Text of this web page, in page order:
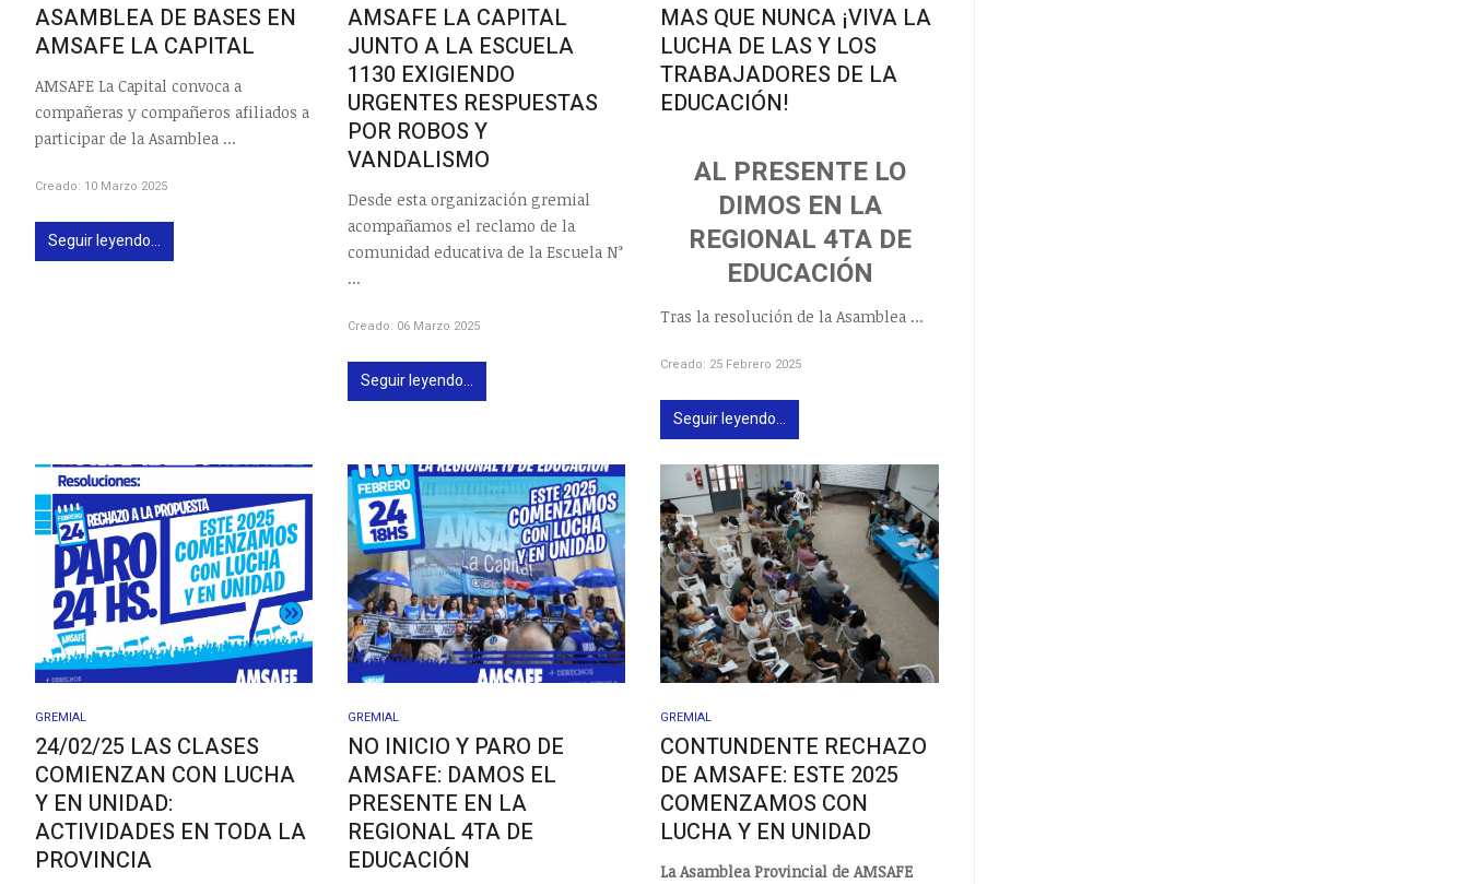
ASAMBLEA DE BASES EN
AMSAFE LA CAPITAL
AMSAFE La Capital convoca a
compañeras y compañeros afiliados a
participar de la Asamblea ...
Creado: 10 Marzo 2025
Seguir leyendo...
AMSAFE LA CAPITAL
JUNTO A LA ESCUELA
1130 EXIGIENDO
URGENTES RESPUESTAS
POR ROBOS Y
VANDALISMO
Desde esta organización gremial
acompañamos el reclamo de la
comunidad educativa de la Escuela N°
...
Creado: 06 Marzo 2025
Seguir leyendo...
MAS QUE NUNCA ¡VIVA LA
LUCHA DE LAS Y LOS
TRABAJADORES DE LA
EDUCACIÓN!
AL PRESENTE LO
DIMOS EN LA
REGIONAL 4TA DE
EDUCACIÓN
Tras la resolución de la Asamblea ...
Creado: 25 Febrero 2025
Seguir leyendo...
GREMIAL
24/02/25 LAS CLASES
COMIENZAN CON LUCHA
Y EN UNIDAD:
ACTIVIDADES EN TODA LA
PROVINCIA
GREMIAL
NO INICIO Y PARO DE
AMSAFE: DAMOS EL
PRESENTE EN LA
REGIONAL 4TA DE
EDUCACIÓN
GREMIAL
CONTUNDENTE RECHAZO
DE AMSAFE: ESTE 2025
COMENZAMOS CON
LUCHA Y EN UNIDAD
La Asamblea Provincial de AMSAFE